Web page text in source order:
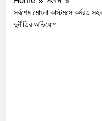
সর্বশেষ মোংলা কাস্টমসে কর্মরত
দুর্নীতির অভিযোগ